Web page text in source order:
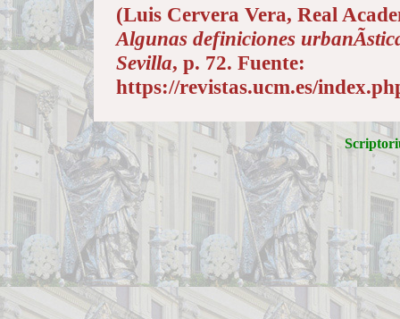
(Luis Cervera Vera, Real
Algunas definiciones
Sevilla, p. 72. Fuente:
https://revistas.ucm.es/